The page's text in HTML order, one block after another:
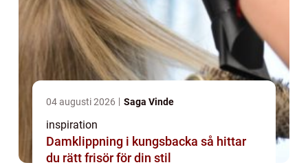
04 augusti 2026 Saga Vinde
inspiration
Damklippning i kungsbacka så hittar
du rätt frisör för din stil